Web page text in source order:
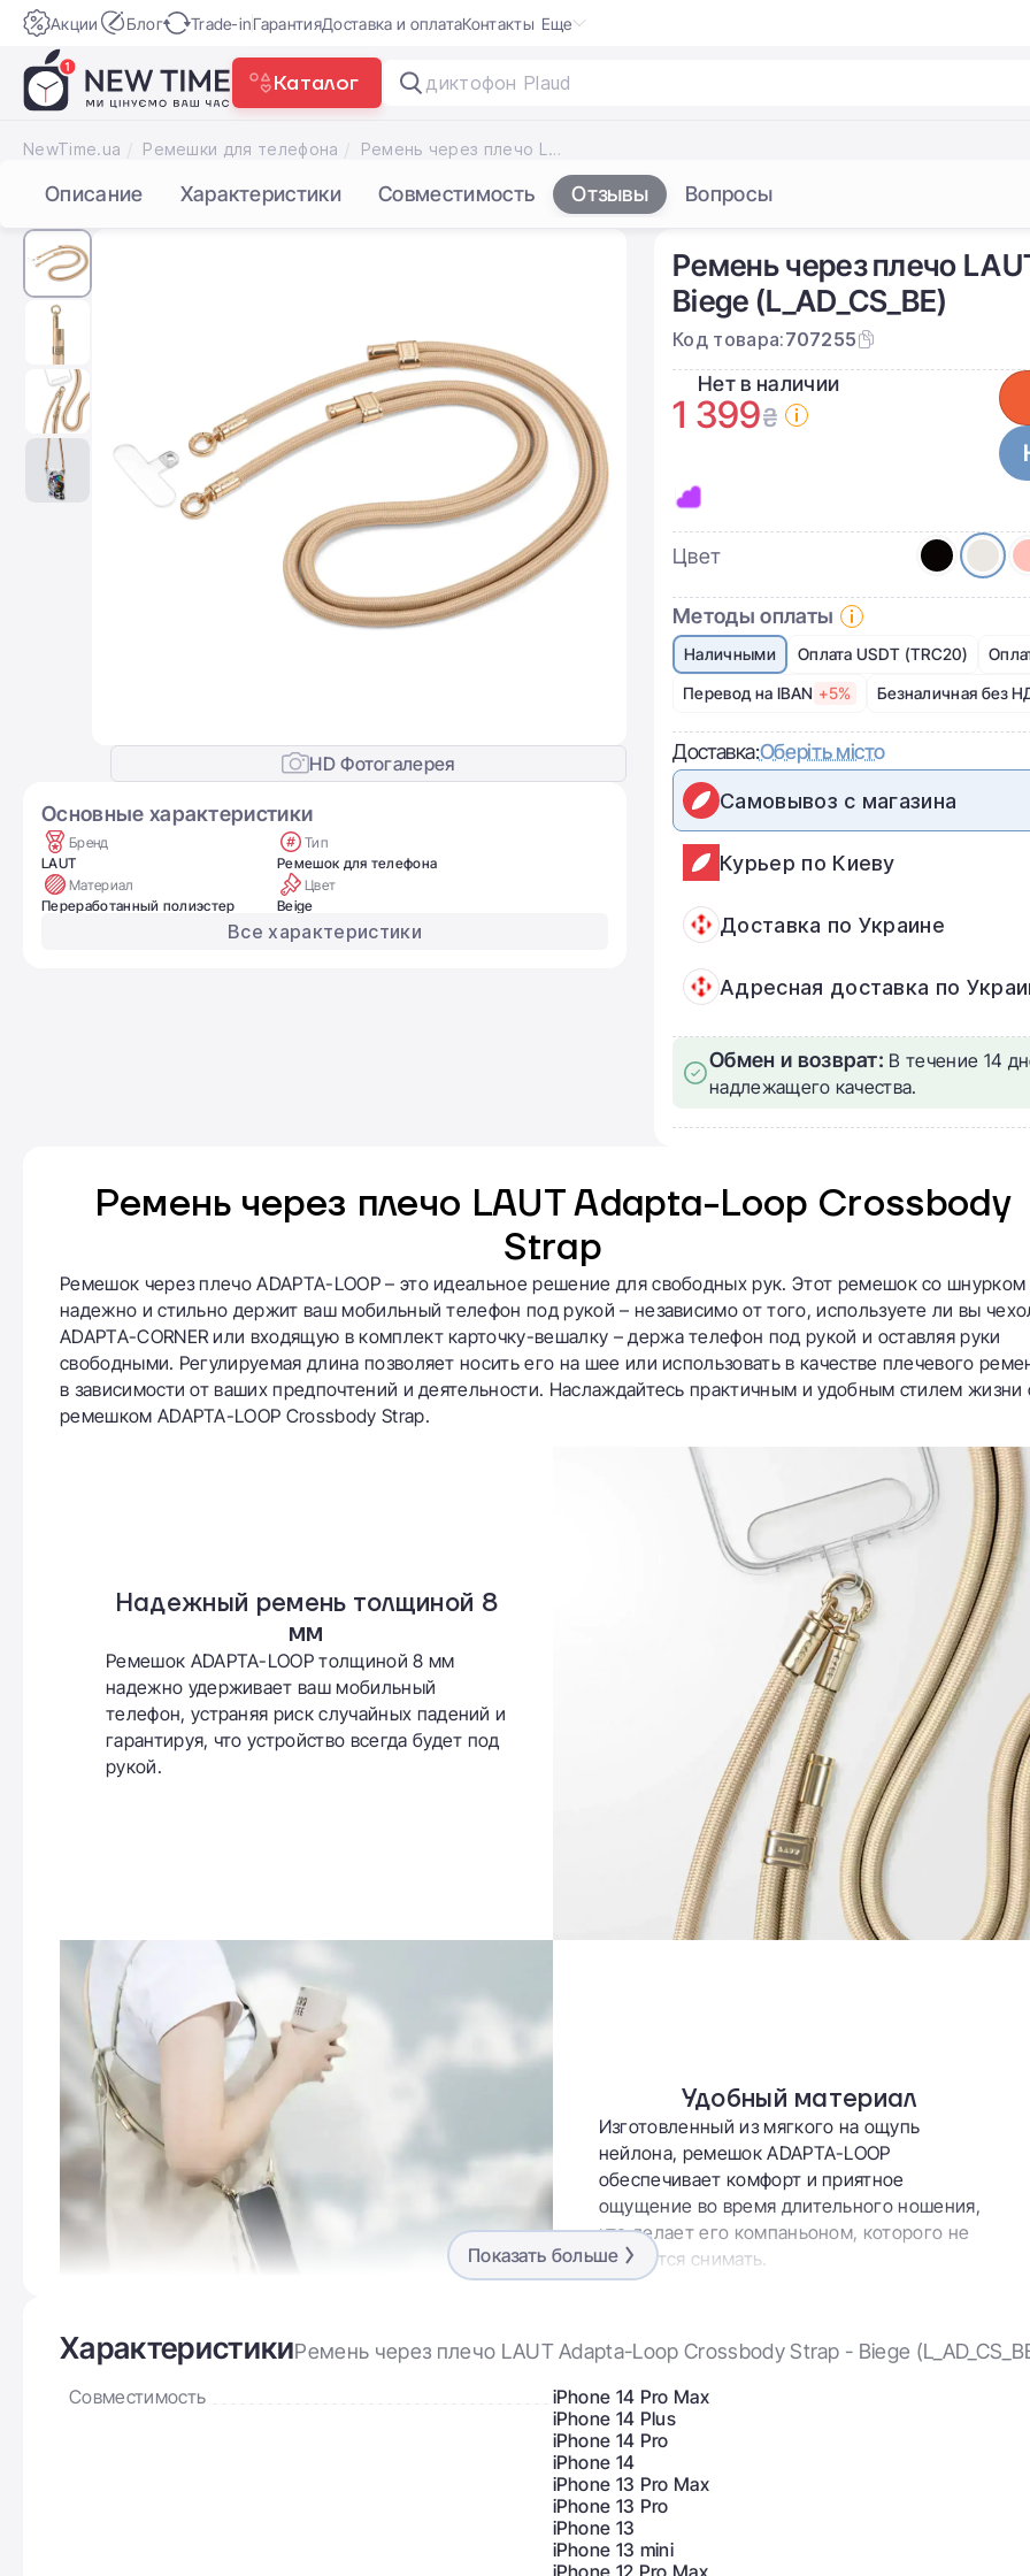
Акции Блог Trade-inГарантияДоставка и оплатаКонтакты Еще
Каталог |
NewTime.ua Ремешки для телефона Ремень через плечо LAUT Adapta-Loop Crossbody Strap - Biege (L_AD_CS_BE)
Описание Характеристики Совместимость Отзывы Вопросы
Ремень через плечо
Biege (L_AD_CS_BE)
Код товара:707255
Нет в наличии
1 399₴
Цвет
Методы оплаты
Наличными Оплата USDT (TRC20)
Перевод на IBAN +5% Безналичная без
Доставка:Оберіть місто
Самовывоз с магазина
Курьер по Киеву
Доставка по Украине
Адресная доставка по
Обмен и возврат: В течение 14
надлежащего качества.
HD Фотогалерея
Основные характеристики
Бренд
LAUT
Тип
Ремешок для телефона
Материал
Переработанный полиэстер
Цвет
Beige
Все характеристики
Ремень через плечо LAUT Adapta-Loop Crossbody
Strap
Ремешок через плечо ADAPTA-LOOP – это идеальное решение для свободных рук. Этот ремешок со шнурком
надежно и стильно держит ваш мобильный телефон под рукой – независимо от того, используете ли вы
ADAPTA-CORNER или входящую в комплект карточку-вешалку – держа телефон под рукой и оставляя руки
свободными. Регулируемая длина позволяет носить его на шее или использовать в качестве плечевого
в зависимости от ваших предпочтений и деятельности. Наслаждайтесь практичным и удобным стилем жизни
ремешком ADAPTA-LOOP Crossbody Strap.
Надежный ремень толщиной 8
мм
Ремешок ADAPTA-LOOP толщиной 8 мм
надежно удерживает ваш мобильный
телефон, устраняя риск случайных падений и
гарантируя, что устройство всегда будет под
рукой.
Удобный материал
Изготовленный из мягкого на ощупь
нейлона, ремешок ADAPTA-LOOP
обеспечивает комфорт и приятное
ощущение во время длительного ношения,
что делает его компаньоном, которого не
захочется снимать.
Показать больше
ХарактеристикиРемень через плечо LAUT Adapta-Loop Crossbody Strap - Biege
Совместимость
iPhone 14 Pro Max
iPhone 14 Plus
iPhone 14 Pro
iPhone 14
iPhone 13 Pro Max
iPhone 13 Pro
iPhone 13
iPhone 13 mini
iPhone 12 Pro Max